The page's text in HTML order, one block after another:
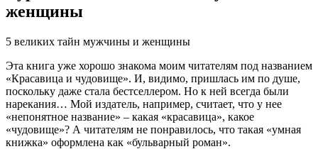
женщины
5 великих тайн мужчины и женщины
Эта книга уже хорошо знакома моим читателям под названием
«Красавица и чудовище». И, видимо, пришлась им по душе,
поскольку даже стала бестселлером. Но к ней всегда были
нарекания… Мой издатель, например, считает, что у нее
«непонятное название» – какая «красавица», какое
«чудовище»? А читателям не понравилось, что такая «умная
книжка» оформлена как «бульварный роман».